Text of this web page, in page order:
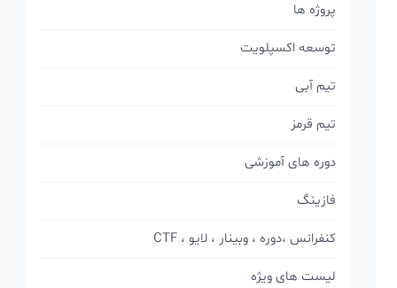
پروژه ها
توسعه اکسپلویت
تیم آبی
تیم قرمز
دوره های آموزشی
فازینگ
کنفرانس ،دوره ، وبینار ، لایو ، CTF
لیست های ویژه